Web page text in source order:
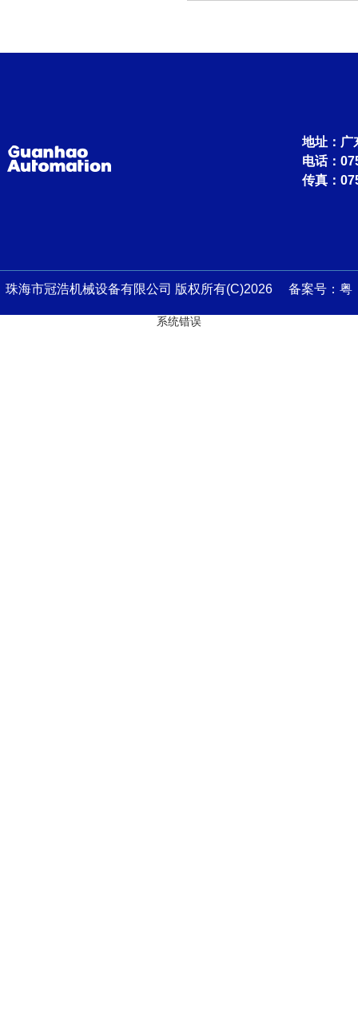
地址：广
电话：
传真：
珠海市冠浩机械设备有限公司 版权所有(C)2026 备案号： 粤
ICP备13045759号
系统错误